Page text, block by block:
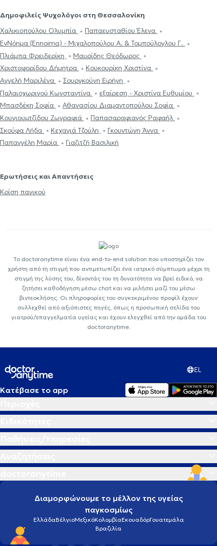
Δημοφιλείς Ψυχολόγοι στη Θεσσαλονίκη
Χαλικιοπούλου Ολυμπία
Παπαευσταθίου Έλενα
ΕνΝόημα (Ennoima) - Μιχαλοπούλου Α. & Τομπούλογλου Γ.
Πλιάμπα Φρειδερίκη
Μαυρίδης Θεόδωρος
Χριστοφορίδου Δήμητρα
Κουκουρίκη Χριστίνα
Αγγελή Μαριλένα
Σουργκούνη Ειρήνη
Παλαιοχωρινού Κωνσταντίνα
εξαίρεση - Χριστίνα Ευθυμίου
Μπασδέκη Σοφία
Αθανασίου Διαμαντοπούλου Σοφία
Κουγιουμτζίδου Ζωγραφιά
Παπασαραφιανός Ραφαήλ
Σκούφα Λήδα
Κεχαγιά Τζούλη
Γκουντώνη Άννα
Παπαγγέλη Μαρία
Γιαζιτζή Βασιλική
Ερωτήσεις και Απαντήσεις
Κρίση πανικού
Το doctoranytime είναι ένα end-to-end solution που υποστηρίζει τον
χρήστη από τη στιγμή που αντιμετωπίζει ένα ιατρικό σύμπτωμα μέχρι τη
στιγμή της λύσης του, δίνοντάς του τη δυνατότητα να βρεί ειδικό, να
ζητήσει καθοδήγηση μέσω chat και να μιλήσει μαζί του μέσω
βιντεοκλήσης. Οι πληροφορίες του συγκεκριμένου προφίλ έχουν
συλλεχθεί από αξιόπιστες πηγές, όπως η προσωπική σελίδα του
γιατρού/επαγγελματία υγείας και έχουν ελεγχθεί από την ομάδα του
doctoranytime.
EL
Κατέβασε το app
Διαμορφώνουμε το μέλλον της υγείας
παγκοσμίως
ΕλλάδαΒέλγιοΜεξικόΚολομβίαΕκουαδόρΓουατεμάλα
Βραζιλία